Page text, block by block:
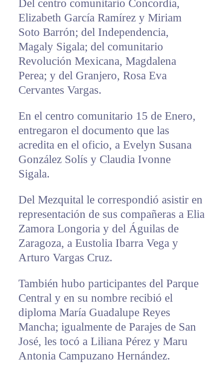
Del centro comunitario Concordia,
Elizabeth García Ramírez y Miriam
Soto Barrón; del Independencia,
Magaly Sigala; del comunitario
Revolución Mexicana, Magdalena
Perea; y del Granjero, Rosa Eva
Cervantes Vargas.
En el centro comunitario 15 de Enero,
entregaron el documento que las
acredita en el oficio, a Evelyn Susana
González Solís y Claudia Ivonne
Sigala.
Del Mezquital le correspondió asistir en
representación de sus compañeras a Elia
Zamora Longoria y del Águilas de
Zaragoza, a Eustolia Ibarra Vega y
Arturo Vargas Cruz.
También hubo participantes del Parque
Central y en su nombre recibió el
diploma María Guadalupe Reyes
Mancha; igualmente de Parajes de San
José, les tocó a Liliana Pérez y Maru
Antonia Campuzano Hernández.